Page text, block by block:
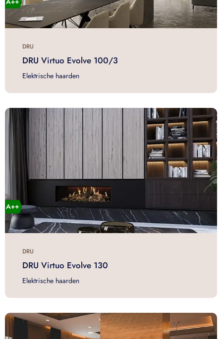
DRU
DRU Virtuo Evolve 100/3
Elektrische haarden
DRU
DRU Virtuo Evolve 130
Elektrische haarden